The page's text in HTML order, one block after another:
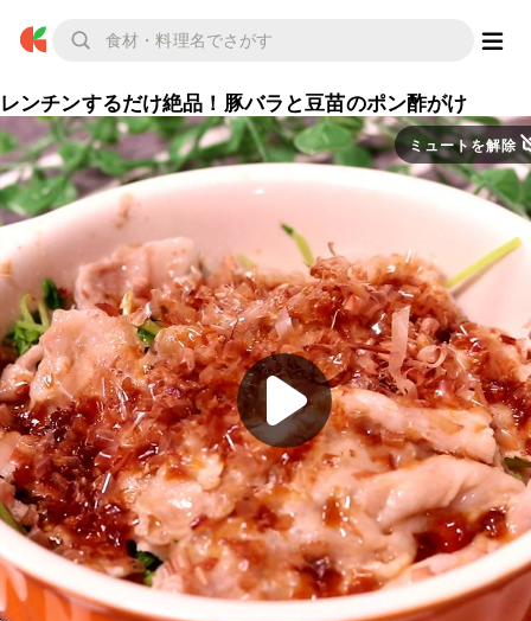
レンチンするだけ絶品！豚バラと豆苗のポン酢がけ
ミュートを解除